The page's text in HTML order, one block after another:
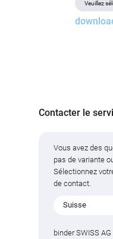
Contacter le
Vous avez des
pas de variante
Sélectionnez
de contact.
Suisse
binder SWISS AG